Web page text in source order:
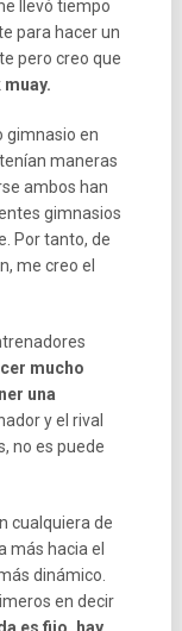
llevó tiempo
para hacer un
pero creo que
gimnasio en
maneras
ambos han
gimnasios
Por tanto, de
me creo el
mucho
una
y el rival
no es puede
cualquiera de
más hacia el
dinámico.
en decir
es fijo, hay